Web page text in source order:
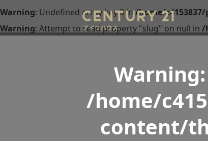
Warning: Undefined array key 0 in/home/
Warning: Attempt to read property "slug" on null in /
Warning
/home/
content/